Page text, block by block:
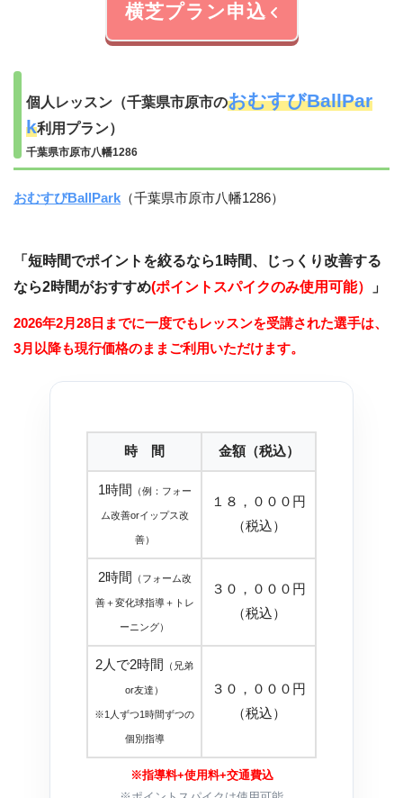
横芝プラン申込
個人レッスン（千葉県市原市のおむすびBallPar
k利用プラン）
千葉県市原市八幡1286
おむすびBallPark （千葉県市原市八幡1286）
「短時間でポイントを絞るなら1時間、じっくり改善する
なら2時間がおすすめ(ポイントスパイクのみ使用可能） 」
2026年2月28日までに一度でもレッスンを受講された選手は、
3月以降も現行価格のままご利用いただけます。
時 間 金額（税込）
1時間 （例：フォー
ム改善orイップス改
善）
１８，０００円
（税込）
2時間 （フォーム改
善＋変化球指導＋トレ
ーニング）
３０，０００円
（税込）
2人で2時間 （兄弟
or友達）
※1人ずつ1時間ずつの
個別指導
３０，０００円
（税込）
※指導料+使用料+交通費込